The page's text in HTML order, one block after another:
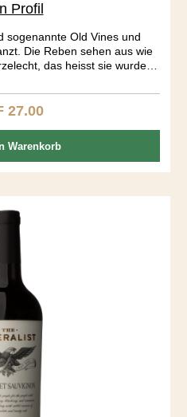
Profil
sogenannte Old Vines und
Die Reben sehen aus wie
das heisst sie wurden
Erst am 19. Tag der Gärung
Der Ausbau fand in
einem gut strukturierten
und einem langen Abgang.
Preis:
27.00
Warenkorb